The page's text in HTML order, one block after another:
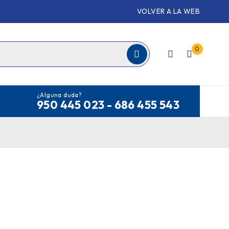
VOLVER A LA WEB
0
¿Alguna duda?
950 445 023 - 686 455 543